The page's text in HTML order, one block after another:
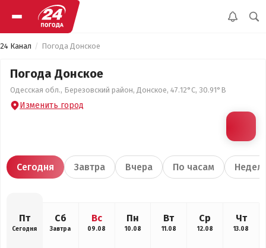
24 Канал Погода Донское
Погода Донское
Одесская обл., Березовский район, Донское, 47.12°С, 30.91°В
Изменить город
Сегодня Завтра Вчера По часам
Пт
Сегодня
Сб
Завтра
Вс
09.08
Пн
10.08
Вт
11.08
Ср
12.08
Чт
13.08